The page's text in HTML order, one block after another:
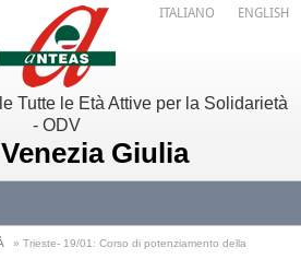
Tutte le Età Attive per la Solidarietà
- ODV
Giulia
ITALIANO ENGLISH
» Trieste- 19/01: Corso di potenziamento della